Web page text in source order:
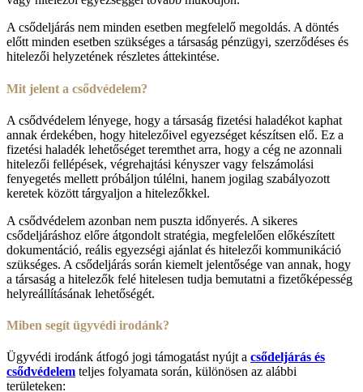
A csődeljárás nem minden esetben megfelelő megoldás. A döntés
előtt minden esetben szükséges a társaság pénzügyi, szerződéses és
hitelezői helyzetének részletes áttekintése.
Mit jelent a csődvédelem?
A csődvédelem lényege, hogy a társaság fizetési haladékot kaphat
annak érdekében, hogy hitelezőivel egyezséget készítsen elő. Ez a
fizetési haladék lehetőséget teremthet arra, hogy a cég ne azonnali
hitelezői fellépések, végrehajtási kényszer vagy felszámolási
fenyegetés mellett próbáljon túlélni, hanem jogilag szabályozott
keretek között tárgyaljon a hitelezőkkel.
A csődvédelem azonban nem puszta időnyerés. A sikeres
csődeljáráshoz előre átgondolt stratégia, megfelelően előkészített
dokumentáció, reális egyezségi ajánlat és hitelezői kommunikáció
szükséges. A csődeljárás során kiemelt jelentősége van annak, hogy
a társaság a hitelezők felé hitelesen tudja bemutatni a fizetőképesség
helyreállításának lehetőségét.
Miben segít ügyvédi irodánk?
Ügyvédi irodánk átfogó jogi támogatást nyújt a csődeljárás és
csődvédelem teljes folyamata során, különösen az alábbi
területeken: